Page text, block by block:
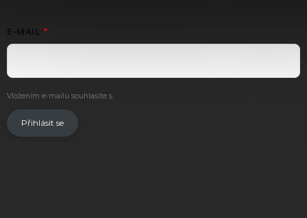
E-MAIL
Vložením e-mailu souhlasíte s .
Přihlásit se